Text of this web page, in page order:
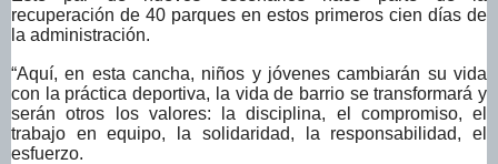
recuperación de 40 parques en estos primeros cien días de
la administración.
“Aquí, en esta cancha, niños y jóvenes cambiarán su vida
con la práctica deportiva, la vida de barrio se transformará y
serán otros los valores: la disciplina, el compromiso, el
trabajo en equipo, la solidaridad, la responsabilidad, el
esfuerzo.